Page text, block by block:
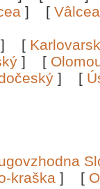
] [
] [
] [
] [
kraška ] [